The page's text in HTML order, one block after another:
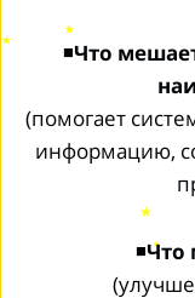
◾Что
(помогает
информацию,
◾Что